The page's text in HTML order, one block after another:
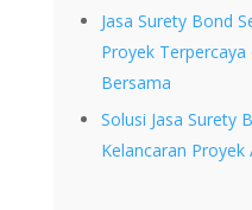
Jasa Surety Bond
Proyek
Bersama
Solusi Jasa Surety
Kelancaran Proyek